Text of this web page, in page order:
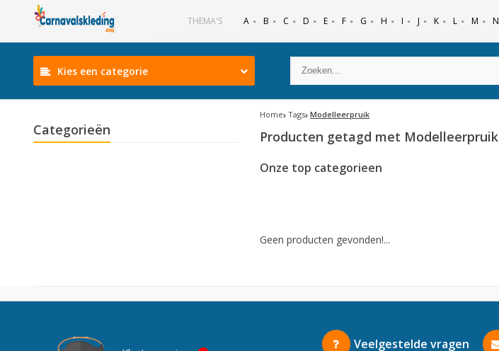
THEMA'S A B C D E F G H I J K L M N
Kies een categorie
Categorieën
Home Tags Modelleerpruik
Producten getagd met Modelleerpruik
Onze top categorieen
Geen producten gevonden!...
Veelgestelde vragen